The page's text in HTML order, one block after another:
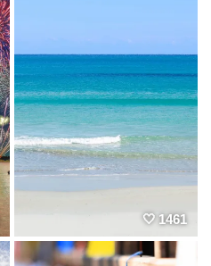
1461